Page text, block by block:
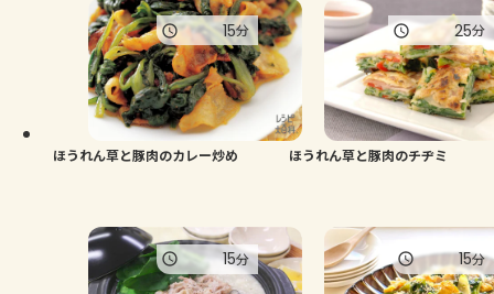
ほうれん草と豚肉のカレー炒め
15分
ほうれん草と豚肉のチヂミ
25分
15分 15分